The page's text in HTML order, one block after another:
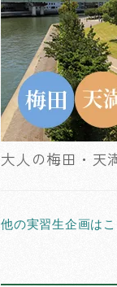
大人の梅田・天
他の実習生企画はこ